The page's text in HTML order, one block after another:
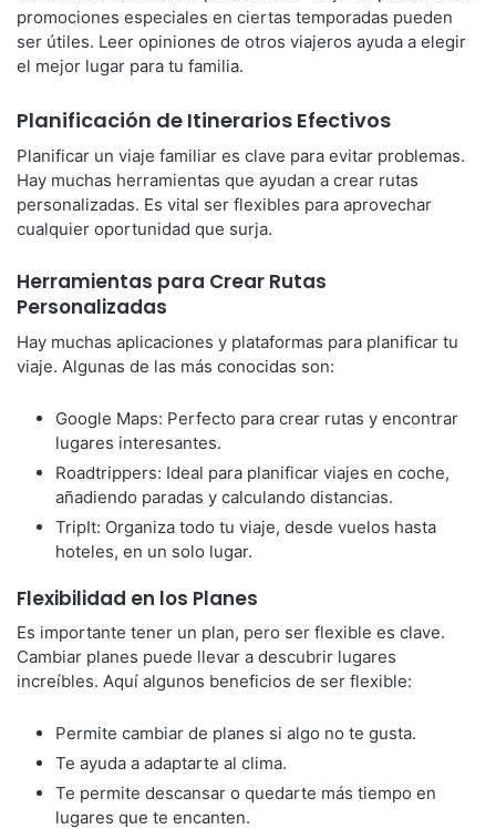
promociones especiales en ciertas temporadas pueden
ser útiles. Leer opiniones de otros viajeros ayuda a elegir
el mejor lugar para tu familia.
Planificación de Itinerarios Efectivos
Planificar un viaje familiar es clave para evitar problemas.
Hay muchas herramientas que ayudan a crear rutas
personalizadas. Es vital ser flexibles para aprovechar
cualquier oportunidad que surja.
Herramientas para Crear Rutas
Personalizadas
Hay muchas aplicaciones y plataformas para planificar tu
viaje. Algunas de las más conocidas son:
Google Maps: Perfecto para crear rutas y encontrar
lugares interesantes.
Roadtrippers: Ideal para planificar viajes en coche,
añadiendo paradas y calculando distancias.
TripIt: Organiza todo tu viaje, desde vuelos hasta
hoteles, en un solo lugar.
Flexibilidad en los Planes
Es importante tener un plan, pero ser flexible es clave.
Cambiar planes puede llevar a descubrir lugares
increíbles. Aquí algunos beneficios de ser flexible:
Permite cambiar de planes si algo no te gusta.
Te ayuda a adaptarte al clima.
Te permite descansar o quedarte más tiempo en
lugares que te encanten.